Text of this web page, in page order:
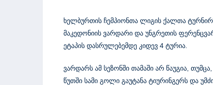
ხელბურთის ჩემპიონთა ლიგის ქალთა
მაკედონიის ვარდარი და უნგრეთის
ეტაპის დასრულებემდე კიდევ 4 ტურია.
ვარდარს ამ სეზონში თამაში არ წაუგია,
წუთში სამი გოლი გაუტანა ტიურინგერს და